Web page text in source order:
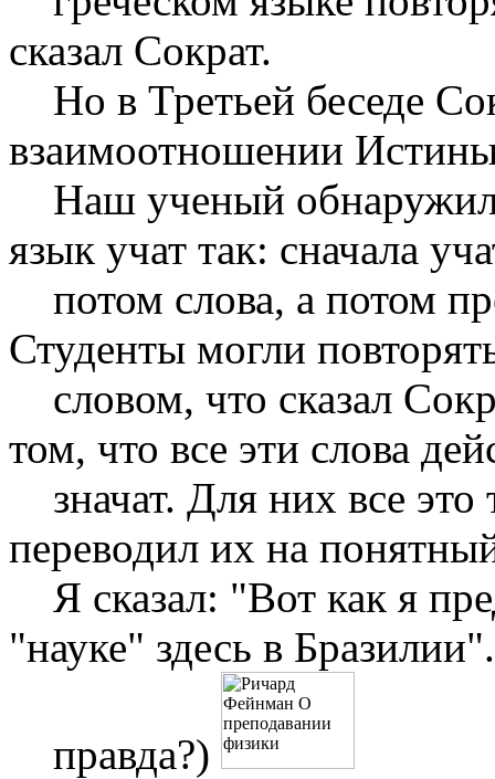
сказал Сократ.
Но в Третьей беседе
взаимоотношении
Наш ученый обнаружил,
язык учат так: сначала
потом слова, а потом
Студенты могли
словом, что сказал
том, что все эти слова
значат. Для них все это
переводил их на
Я сказал: "Вот как я
"науке" здесь в
правда?)